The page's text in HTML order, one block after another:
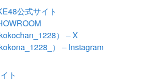
公式サイト
） – X
） – Instagram
ト